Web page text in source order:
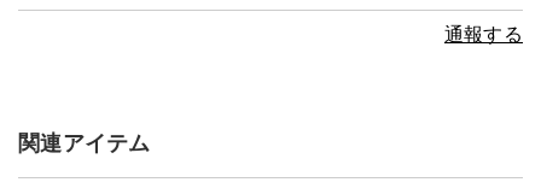
通報する
関連アイテム